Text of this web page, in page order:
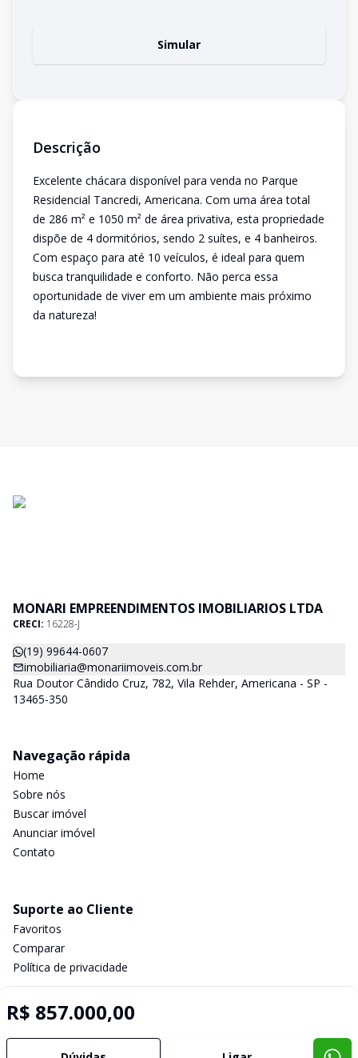
Simular
Descrição
Excelente chácara disponível para venda no Parque
Residencial Tancredi, Americana. Com uma área total
de 286 m² e 1050 m² de área privativa, esta propriedade
dispõe de 4 dormitórios, sendo 2 suítes, e 4 banheiros.
Com espaço para até 10 veículos, é ideal para quem
busca tranquilidade e conforto. Não perca essa
oportunidade de viver em um ambiente mais próximo
da natureza!
R$ 857.000,00
MONARI EMPREENDIMENTOS IMOBILIARIOS LTDA
CRECI: 16228-J
(19) 99644-0607
imobiliaria@monariimoveis.com.br
Rua Doutor Cândido Cruz, 782, Vila Rehder, Americana - SP -
13465-350
Navegação rápida
Home
Sobre nós
Buscar imóvel
Anunciar imóvel
Contato
Suporte ao Cliente
Favoritos
Comparar
Política de privacidade
Selo de Tecnologia Loft